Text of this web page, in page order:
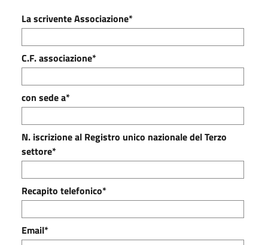
La scrivente Associazione*
C.F. associazione*
con sede a*
N. iscrizione al Registro unico nazionale del Terzo
settore*
Recapito telefonico*
Email*